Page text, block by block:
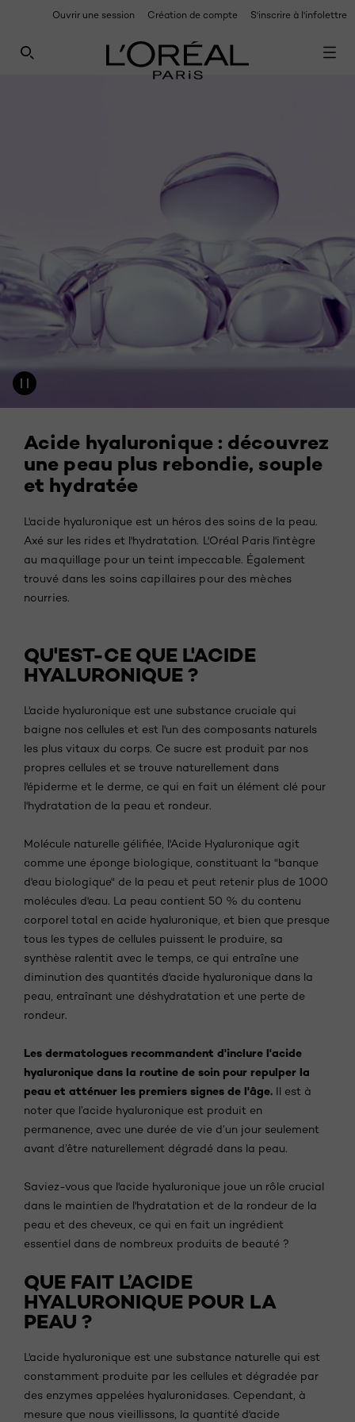
POUR DES MISES À JOUR EXCLUSIVES : INSCRIVEZ-
Ouvrir une session Création de compte S'inscrire à l'infolettre
RECHERCHE CE SITE
Acide hyaluronique : découvrez
une peau plus rebondie, souple
et hydratée
L'acide hyaluronique est un héros des soins de la peau.
Axé sur les rides et l'hydratation. L'Oréal Paris l'intègre
au maquillage pour un teint impeccable. Également
trouvé dans les soins capillaires pour des mèches
nourries.
QU'EST-CE QUE L'ACIDE
HYALURONIQUE ?
L'acide hyaluronique est une substance cruciale qui
baigne nos cellules et est l'un des composants naturels
les plus vitaux du corps. Ce sucre est produit par nos
propres cellules et se trouve naturellement dans
l'épiderme et le derme, ce qui en fait un élément clé pour
l'hydratation de la peau et rondeur.
Molécule naturelle gélifiée, l'Acide Hyaluronique agit
comme une éponge biologique, constituant la "banque
d'eau biologique" de la peau et peut retenir plus de 1000
molécules d'eau. La peau contient 50 % du contenu
corporel total en acide hyaluronique, et bien que presque
tous les types de cellules puissent le produire, sa
synthèse ralentit avec le temps, ce qui entraîne une
diminution des quantités d'acide hyaluronique dans la
peau, entraînant une déshydratation et une perte de
rondeur.
Les dermatologues recommandent d'inclure l'acide
hyaluronique dans la routine de soin pour repulper la
peau et atténuer les premiers signes de l'âge. Il est à
noter que l’acide hyaluronique est produit en
permanence, avec une durée de vie d’un jour seulement
avant d’être naturellement dégradé dans la peau.
Saviez-vous que l'acide hyaluronique joue un rôle crucial
dans le maintien de l'hydratation et de la rondeur de la
peau et des cheveux, ce qui en fait un ingrédient
essentiel dans de nombreux produits de beauté ?
QUE FAIT L’ACIDE
HYALURONIQUE POUR LA
PEAU ?
L'acide hyaluronique est une substance naturelle qui est
constamment produite par les cellules et dégradée par
des enzymes appelées hyaluronidases. Cependant, à
mesure que nous vieillissons, la quantité d'acide